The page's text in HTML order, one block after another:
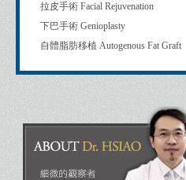
拉皮手術 Facial Rejuvenation
下巴手術 Genioplasty
自體脂肪移植 Autogenous Fat Graft